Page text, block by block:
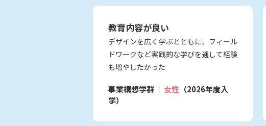
教育内容が良い
デザインを広く学ぶとともに、フィール
ドワークなど実践的な学びを通して経験
も増やしたかった
事業構想学群 女性 （2026年度入
学）